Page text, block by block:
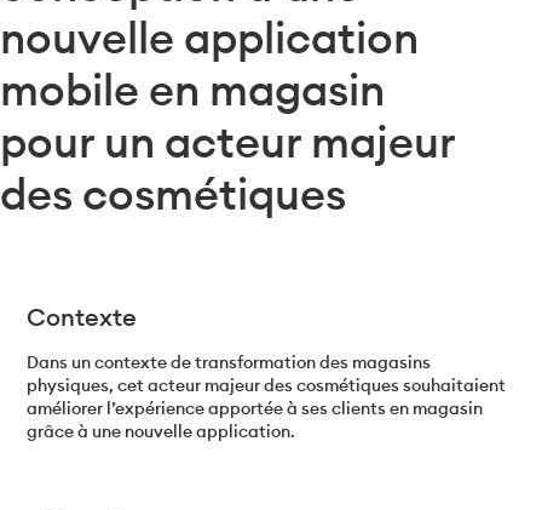
nouvelle application
mobile en magasin
pour un acteur majeur
des cosmétiques
Contexte
Dans un contexte de transformation des magasins
physiques, cet acteur majeur des cosmétiques souhaitaient
améliorer l’expérience apportée à ses clients en magasin
grâce à une nouvelle application.